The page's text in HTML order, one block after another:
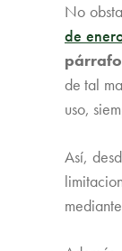
No
de
de tal
uso,
Así,